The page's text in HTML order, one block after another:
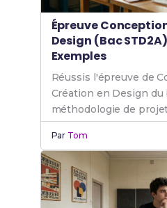
Épreuve
Design (Bac
Exemples
Réussis l'épreuve de
Création en Design du
méthodologie de
l'oral et exemples de
réussies.
Par Tom